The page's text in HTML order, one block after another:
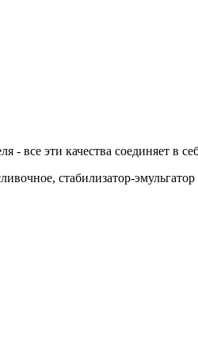
- все эти качества соединяет в
стабилизатор-